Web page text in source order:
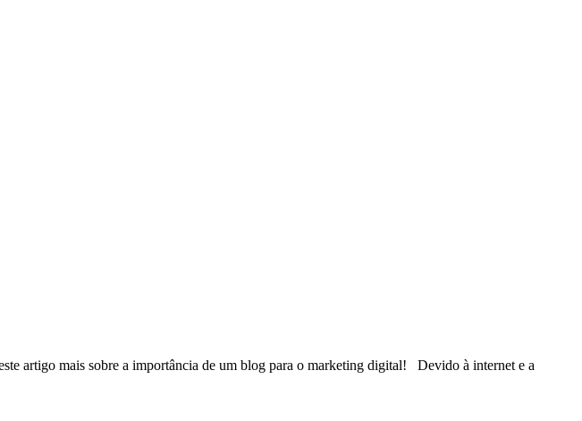
artigo mais sobre a importância de um blog para o marketing digital! Devido à internet e a